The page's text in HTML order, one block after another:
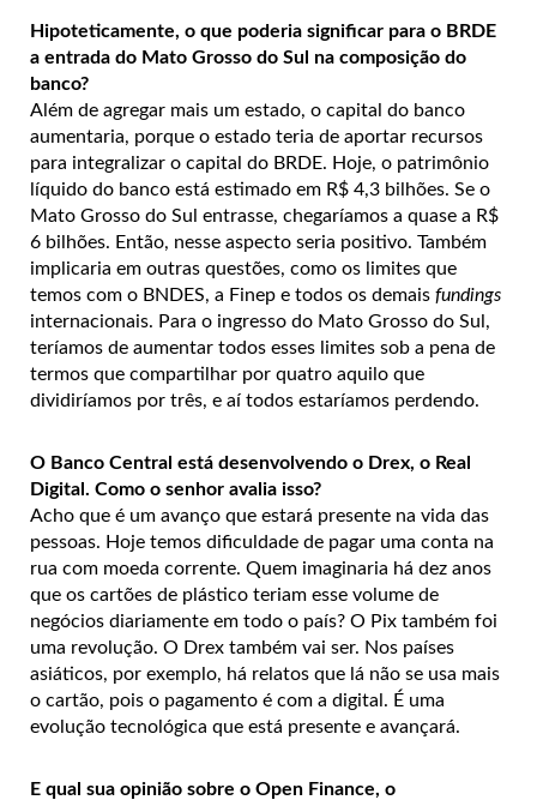
Hipoteticamente, o que poderia significar para o BRDE
a entrada do Mato Grosso do Sul na composição do
banco?
Além de agregar mais um estado, o capital do banco
aumentaria, porque o estado teria de aportar recursos
para integralizar o capital do BRDE. Hoje, o patrimônio
líquido do banco está estimado em R$ 4,3 bilhões. Se o
Mato Grosso do Sul entrasse, chegaríamos a quase a R$
6 bilhões. Então, nesse aspecto seria positivo. Também
implicaria em outras questões, como os limites que
temos com o BNDES, a Finep e todos os demais fundings
internacionais. Para o ingresso do Mato Grosso do Sul,
teríamos de aumentar todos esses limites sob a pena de
termos que compartilhar por quatro aquilo que
dividiríamos por três, e aí todos estaríamos perdendo.
O Banco Central está desenvolvendo o Drex, o Real
Digital. Como o senhor avalia isso?
Acho que é um avanço que estará presente na vida das
pessoas. Hoje temos dificuldade de pagar uma conta na
rua com moeda corrente. Quem imaginaria há dez anos
que os cartões de plástico teriam esse volume de
negócios diariamente em todo o país? O Pix também foi
uma revolução. O Drex também vai ser. Nos países
asiáticos, por exemplo, há relatos que lá não se usa mais
o cartão, pois o pagamento é com a digital. É uma
evolução tecnológica que está presente e avançará.
E qual sua opinião sobre o Open Finance, o